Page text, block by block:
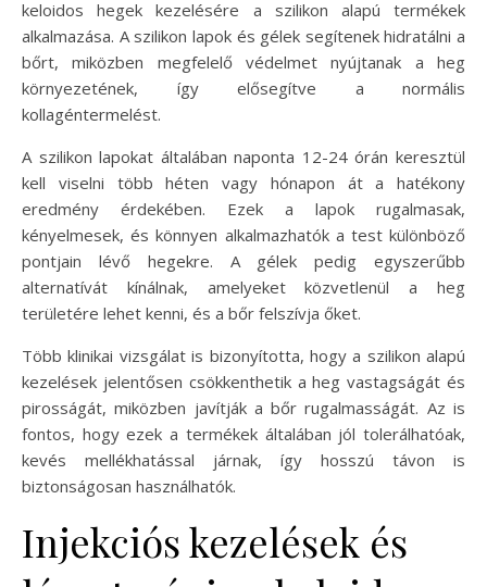
keloidos hegek kezelésére a szilikon alapú termékek
alkalmazása. A szilikon lapok és gélek segítenek hidratálni a
bőrt, miközben megfelelő védelmet nyújtanak a heg
környezetének, így elősegítve a normális
kollagéntermelést.
A szilikon lapokat általában naponta 12-24 órán keresztül
kell viselni több héten vagy hónapon át a hatékony
eredmény érdekében. Ezek a lapok rugalmasak,
kényelmesek, és könnyen alkalmazhatók a test különböző
pontjain lévő hegekre. A gélek pedig egyszerűbb
alternatívát kínálnak, amelyeket közvetlenül a heg
területére lehet kenni, és a bőr felszívja őket.
Több klinikai vizsgálat is bizonyította, hogy a szilikon alapú
kezelések jelentősen csökkenthetik a heg vastagságát és
pirosságát, miközben javítják a bőr rugalmasságát. Az is
fontos, hogy ezek a termékek általában jól tolerálhatóak,
kevés mellékhatással járnak, így hosszú távon is
biztonságosan használhatók.
Injekciós kezelések és